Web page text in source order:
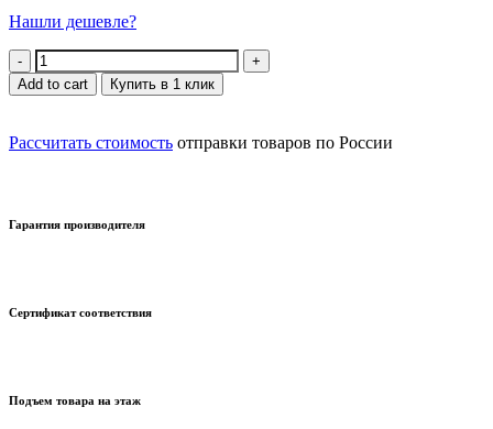
Нашли дешевле?
Quantity
Add to cart Купить в 1 клик
Рассчитать стоимость отправки товаров по России
Гарантия производителя
Сертификат соответствия
Подъем товара на этаж